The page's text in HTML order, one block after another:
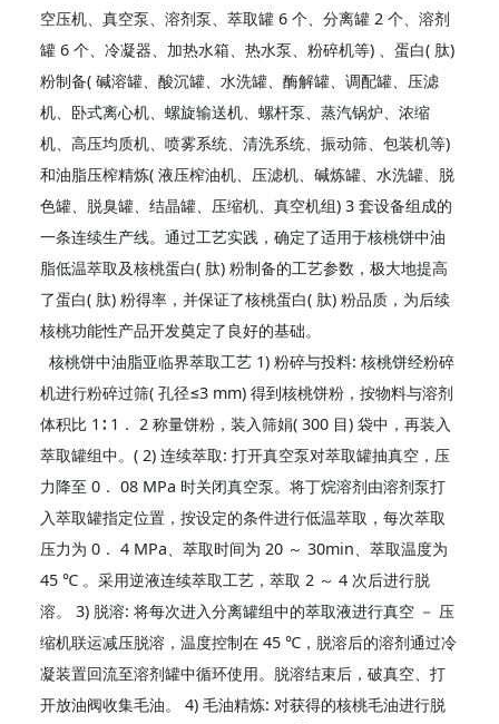
空压机、真空泵、溶剂泵、萃取罐 6 个、分离罐 2 个、溶剂
罐 6 个、冷凝器、加热水箱、热水泵、粉碎机等) 、蛋白( 肽)
粉制备( 碱溶罐、酸沉罐、水洗罐、酶解罐、调配罐、压滤
机、卧式离心机、螺旋输送机、螺杆泵、蒸汽锅炉、浓缩
机、高压均质机、喷雾系统、清洗系统、振动筛、包装机等)
和油脂压榨精炼( 液压榨油机、压滤机、碱炼罐、水洗罐、脱
色罐、脱臭罐、结晶罐、压缩机、真空机组) 3 套设备组成的
一条连续生产线。通过工艺实践，确定了适用于核桃饼中油
脂低温萃取及核桃蛋白( 肽) 粉制备的工艺参数，极大地提高
了蛋白( 肽) 粉得率，并保证了核桃蛋白( 肽) 粉品质，为后续
核桃功能性产品开发奠定了良好的基础。
核桃饼中油脂亚临界萃取工艺 1) 粉碎与投料: 核桃饼经粉碎
机进行粉碎过筛( 孔径≤3 mm) 得到核桃饼粉，按物料与溶剂
体积比 1∶ 1． 2 称量饼粉，装入筛娟( 300 目) 袋中，再装入
萃取罐组中。( 2) 连续萃取: 打开真空泵对萃取罐抽真空，压
力降至 0． 08 MPa 时关闭真空泵。将丁烷溶剂由溶剂泵打
入萃取罐指定位置，按设定的条件进行低温萃取，每次萃取
压力为 0． 4 MPa、萃取时间为 20 ～ 30min、萃取温度为
45 ℃ 。采用逆液连续萃取工艺，萃取 2 ～ 4 次后进行脱
溶。 3) 脱溶: 将每次进入分离罐组中的萃取液进行真空 － 压
缩机联运减压脱溶，温度控制在 45 ℃，脱溶后的溶剂通过冷
凝装置回流至溶剂罐中循环使用。脱溶结束后，破真空、打
开放油阀收集毛油。 4) 毛油精炼: 对获得的核桃毛油进行脱